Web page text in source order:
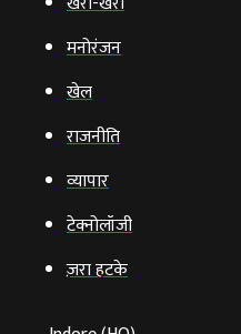
मनोरंजन
खेल
राजनीति
व्‍यापार
टेक्‍नोलॉजी
ज़रा हटके